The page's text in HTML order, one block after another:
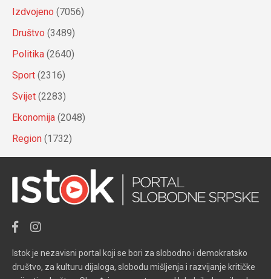
Izdvojeno (7056)
Društvo (3489)
Politika (2640)
Sport (2316)
Svijet (2283)
Ekonomija (2048)
Region (1732)
Istok je nezavisni portal koji se bori za slobodno i demokratsko
društvo, za kulturu dijaloga, slobodu mišljenja i razvijanje kritičke